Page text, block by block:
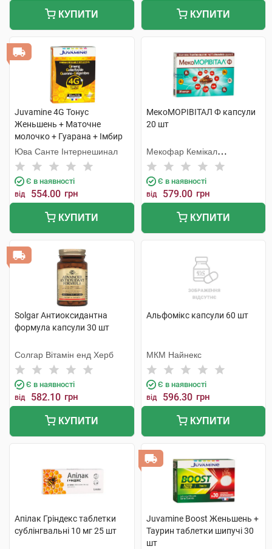
КУПИТИ КУПИТИ
Juvamine 4G Тонус
Женьшень + Маточне
молочко + Гуарана + Імбир
розчин оральний 10 мл 10
ампул
Юва Санте Інтернешинал
Є в наявності
від 554.00 грн
КУПИТИ
МекоМОРІВІТАЛ Ф капсули
20 шт
Мекофар Кемікал
Фармасьютікал Джоінт - Сток
Компані
Є в наявності
від 579.00 грн
КУПИТИ
Solgar Антиоксидантна
формула капсули 30 шт
Солгар Вітамін енд Херб
Є в наявності
від 582.10 грн
КУПИТИ
Альфомікс капсули 60 шт
МКМ Найнекс
Є в наявності
від 596.30 грн
КУПИТИ
Апілак Гріндекс таблетки
сублінгвальні 10 мг 25 шт
Juvamine Boost Женьшень +
Таурин таблетки шипучі 30
шт